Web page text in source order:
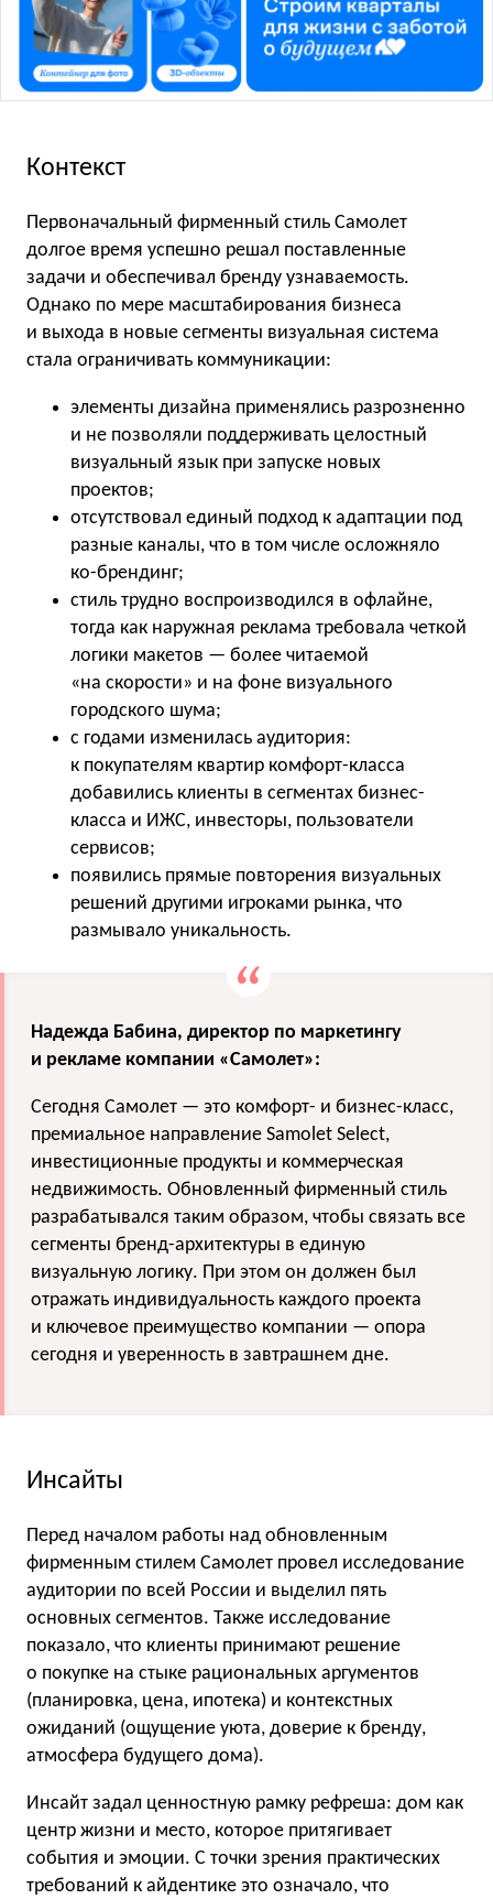
Контекст
Первоначальный фирменный стиль Самолет
долгое время успешно решал поставленные
задачи и обеспечивал бренду узнаваемость.
Однако по мере масштабирования бизнеса
и выхода в новые сегменты визуальная система
стала ограничивать коммуникации:
элементы дизайна применялись разрозненно
и не позволяли поддерживать целостный
визуальный язык при запуске новых
проектов;
отсутствовал единый подход к адаптации под
разные каналы, что в том числе осложняло
ко-брендинг;
стиль трудно воспроизводился в офлайне,
тогда как наружная реклама требовала четкой
логики макетов — более читаемой
«на скорости» и на фоне визуального
городского шума;
с годами изменилась аудитория:
к покупателям квартир комфорт-класса
добавились клиенты в сегментах бизнес-
класса и ИЖС, инвесторы, пользователи
сервисов;
появились прямые повторения визуальных
решений другими игроками рынка, что
размывало уникальность.
Надежда Бабина, директор по маркетингу
и рекламе компании «Самолет»:
Сегодня Самолет — это комфорт- и бизнес-класс,
премиальное направление Samolet Select,
инвестиционные продукты и коммерческая
недвижимость. Обновленный фирменный стиль
разрабатывался таким образом, чтобы связать все
сегменты бренд-архитектуры в единую
визуальную логику. При этом он должен был
отражать индивидуальность каждого проекта
и ключевое преимущество компании — опора
сегодня и уверенность в завтрашнем дне.
Инсайты
Перед началом работы над обновленным
фирменным стилем Самолет провел исследование
аудитории по всей России и выделил пять
основных сегментов. Также исследование
показало, что клиенты принимают решение
о покупке на стыке рациональных аргументов
(планировка, цена, ипотека) и контекстных
ожиданий (ощущение уюта, доверие к бренду,
атмосфера будущего дома).
Инсайт задал ценностную рамку рефреша: дом как
центр жизни и место, которое притягивает
события и эмоции. С точки зрения практических
требований к айдентике это означало, что